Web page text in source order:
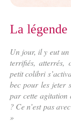
La
Un jour, il y eut un
terrifiés, atterrés,
petit colibri
bec pour les jeter
par cette
? Ce n’est pas
»